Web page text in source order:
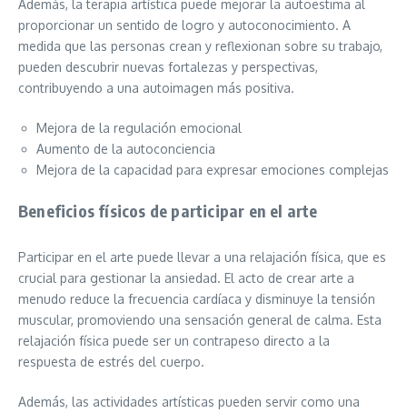
Además, la terapia artística puede mejorar la autoestima al
proporcionar un sentido de logro y autoconocimiento. A
medida que las personas crean y reflexionan sobre su trabajo,
pueden descubrir nuevas fortalezas y perspectivas,
contribuyendo a una autoimagen más positiva.
Mejora de la regulación emocional
Aumento de la autoconciencia
Mejora de la capacidad para expresar emociones complejas
Beneficios físicos de participar en el arte
Participar en el arte puede llevar a una relajación física, que es
crucial para gestionar la ansiedad. El acto de crear arte a
menudo reduce la frecuencia cardíaca y disminuye la tensión
muscular, promoviendo una sensación general de calma. Esta
relajación física puede ser un contrapeso directo a la
respuesta de estrés del cuerpo.
Además, las actividades artísticas pueden servir como una